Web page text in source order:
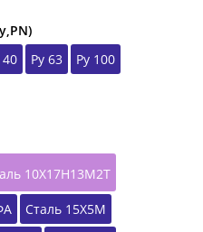
40 Ру 63 Ру 100
10Х17Н13М2Т
Сталь 15Х5М